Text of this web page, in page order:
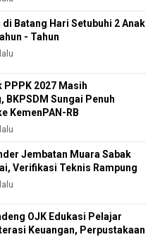
di Batang Hari Setubuhi 2 Anak
- Tahun
PPPK 2027 Masih
BKPSDM Sungai Penuh
KemenPAN-RB
Jembatan Muara Sabak
Verifikasi Teknis Rampung
OJK Edukasi Pelajar
Keuangan, Perpustakaan